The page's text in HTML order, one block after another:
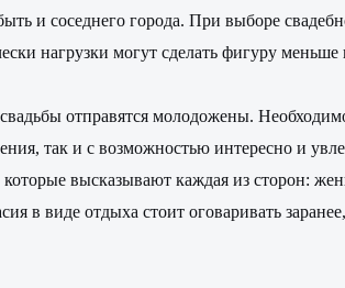
и соседнего города. При выборе
нагрузки могут сделать фигуру меньше
отправятся молодожены.
так и с возможностью интересно и
высказывают каждая из сторон:
в виде отдыха стоит оговаривать